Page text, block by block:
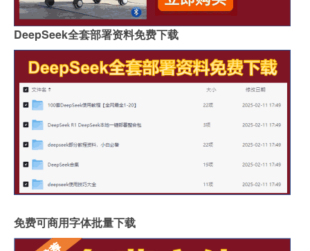
DeepSeek全套部署资料免费下载
免费可商用字体批量下载